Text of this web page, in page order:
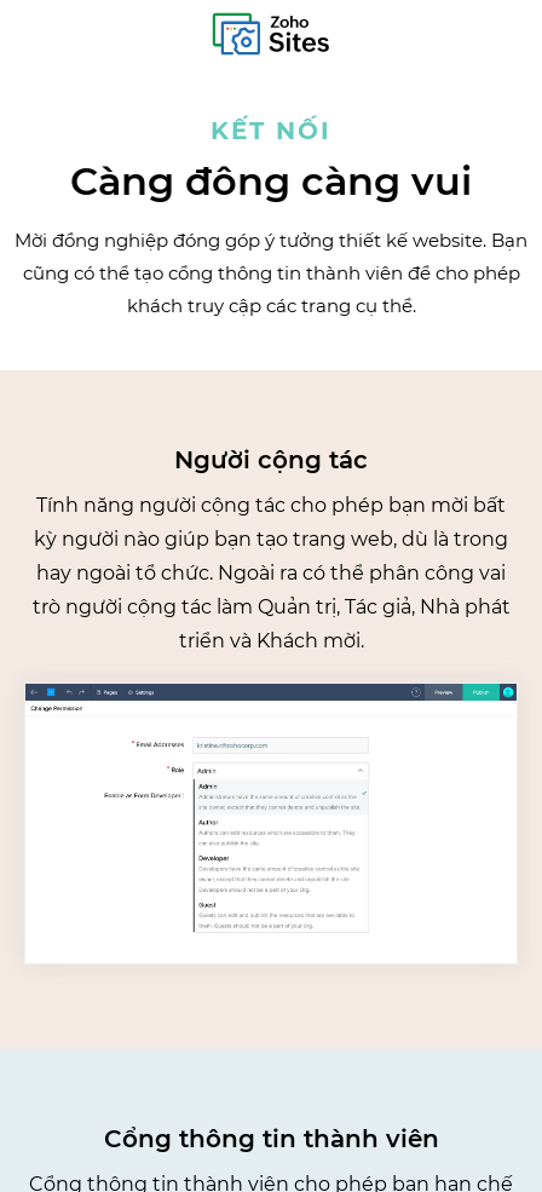
KẾT NỐI
Càng đông càng vui
Mời đồng nghiệp đóng góp ý tưởng thiết kế website. Bạn
cũng có thể tạo cổng thông tin thành viên để cho phép
khách truy cập các trang cụ thể.
Người cộng tác
Tính năng người cộng tác cho phép bạn mời bất
kỳ người nào giúp bạn tạo trang web, dù là trong
hay ngoài tổ chức. Ngoài ra có thể phân công vai
trò người cộng tác làm Quản trị, Tác giả, Nhà phát
triển và Khách mời.
Cổng thông tin thành viên
Cổng thông tin thành viên cho phép bạn hạn chế